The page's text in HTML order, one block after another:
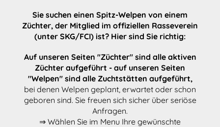
Sie suchen einen Spitz-Welpen von einem
Züchter, der Mitglied im offiziellen Rasseverein
(unter SKG/FCI) ist? Hier sind Sie richtig:
Auf unseren Seiten "Züchter" sind alle aktiven
Züchter aufgeführt - auf unseren Seiten
"Welpen" sind alle Zuchtstätten aufgeführt,
bei denen Welpen geplant, erwartet oder schon
geboren sind. Sie freuen sich sicher über seriöse
Anfragen.
⇒ Wählen Sie im Menu Ihre gewünschte